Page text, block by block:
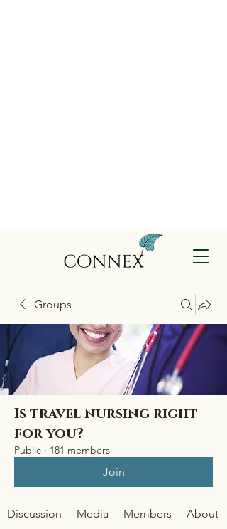
Groups
Is travel nursing right
for you?
Public · 181 members
Join
Discussion Media Members About